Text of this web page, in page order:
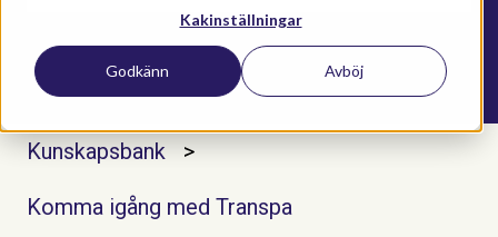
Kakinställningar
Godkänn Avböj
Det finns inga förslag eftersom sökfältet är
Kunskapsbank
Komma igång med Transpa